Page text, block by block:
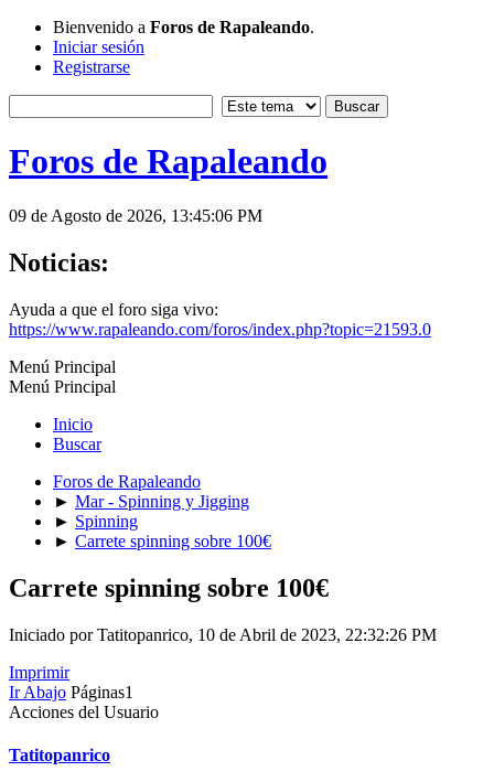
Bienvenido a Foros de Rapaleando.
Iniciar sesión
Registrarse
Foros de Rapaleando
09 de Agosto de 2026, 13:45:06 PM
Noticias:
Ayuda a que el foro siga vivo:
https://www.rapaleando.com/foros/index.php?topic=21593.0
Menú Principal
Menú Principal
Inicio
Buscar
Foros de Rapaleando
► Mar - Spinning y Jigging
► Spinning
► Carrete spinning sobre 100€
Carrete spinning sobre 100€
Iniciado por Tatitopanrico, 10 de Abril de 2023, 22:32:26 PM
Imprimir
Ir Abajo Páginas1
Acciones del Usuario
Tatitopanrico